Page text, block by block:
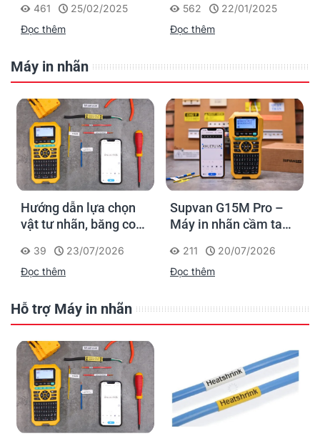
nhận diện cáp điện,
cáp mạng
461
25/02/2025
Đọc thêm
nghiệp của Brother
562
22/01/2025
Đọc thêm
Máy in nhãn
Hướng dẫn lựa chọn
vật tư nhãn, băng co
Supvan G15M Pro
39
23/07/2026
Đọc thêm
Supvan G15M Pro –
Máy in nhãn cầm tay
dấu một lần, tra cứu
trọn đời công trình
211
20/07/2026
Đọc thêm
Hỗ trợ Máy in nhãn